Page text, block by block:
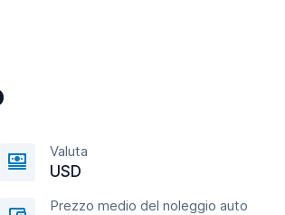
Valuta
USD
Prezzo medio del noleggio auto